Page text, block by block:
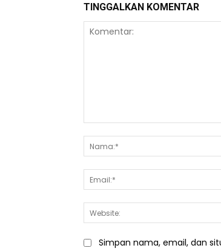
TINGGALKAN KOMENTAR
Simpan nama, email, dan